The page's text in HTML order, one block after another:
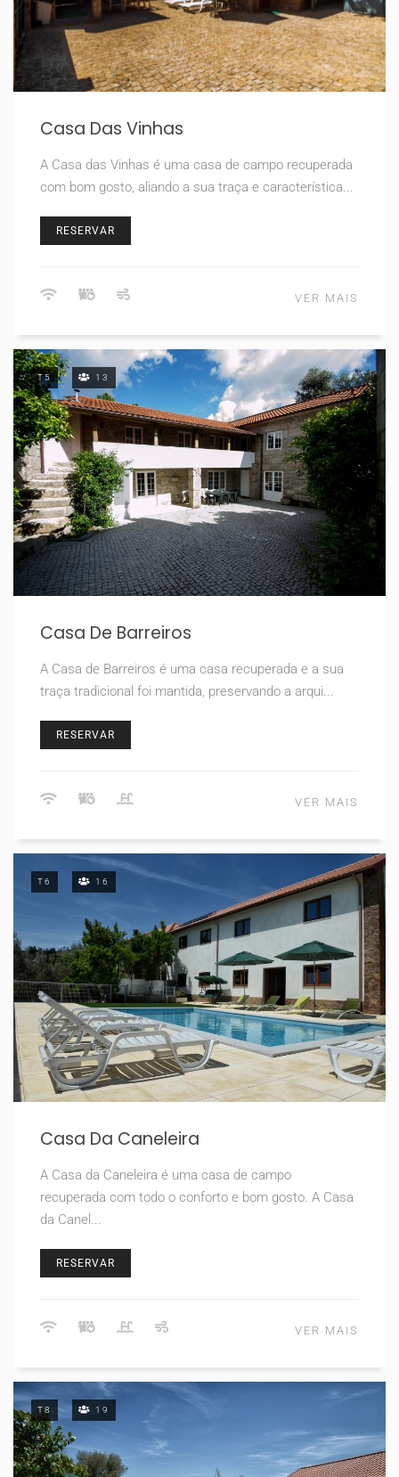
Casa Das Vinhas
A Casa das Vinhas é uma casa de campo recuperada
com bom gosto, aliando a sua traça e característica...
RESERVAR
VER MAIS
T5 13
Casa De Barreiros
A Casa de Barreiros é uma casa recuperada e a sua
traça tradicional foi mantida, preservando a arqui...
RESERVAR
VER MAIS
T6 16
Casa Da Caneleira
A Casa da Caneleira é uma casa de campo
recuperada com todo o conforto e bom gosto. A Casa
da Canel...
RESERVAR
VER MAIS
T8 19